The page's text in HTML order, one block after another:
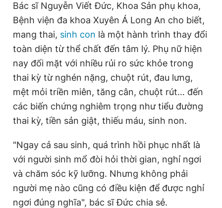
Đọc Thanh Niên trên điện thoại
Theo dõi báo trên
Hotline
0906 645 777
Liên hệ quảng cáo
0908 780 404
Đặt báo Quảng cáo RSS Tòa soạn Chính sách bảo
Tổng biên tập: Nguyễn Ngọc Toàn
Phó tổng biên tập thường trực: Hải Thành
Phó tổng biên tập: Lâm Hiếu Dũng
Phó tổng biên tập: Trần Việt Hưng
Tổng thư ký tòa soạn: Đức Trung
Bác sĩ Nguyễn Viết Đức, Khoa Sản phụ khoa,
Bệnh viện đa khoa Xuyên Á Long An cho biết,
mang thai, sinh con là một hành trình thay đổi
toàn diện từ thể chất đến tâm lý. Phụ nữ hiện
nay đối mặt với nhiều rủi ro sức khỏe trong
thai kỳ từ nghén nặng, chuột rút, đau lưng,
mệt mỏi triền miên, tăng cân, chuột rút… đến
các biến chứng nghiêm trọng như tiểu đường
thai kỳ, tiền sản giật, thiếu máu, sinh non.
"Ngay cả sau sinh, quá trình hồi phục nhất là
với người sinh mổ đòi hỏi thời gian, nghỉ ngơi
và chăm sóc kỹ lưỡng. Nhưng không phải
người mẹ nào cũng có điều kiện để được nghỉ
ngơi đúng nghĩa", bác sĩ Đức chia sẻ.